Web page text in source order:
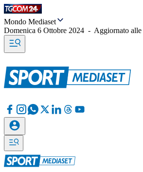
Mondo Mediaset
Domenica 6 Ottobre 2024 - Aggiornato alle